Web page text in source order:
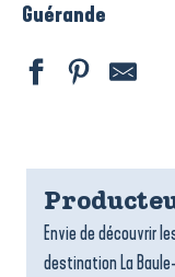
Guérande
Envie de découvrir
destination La